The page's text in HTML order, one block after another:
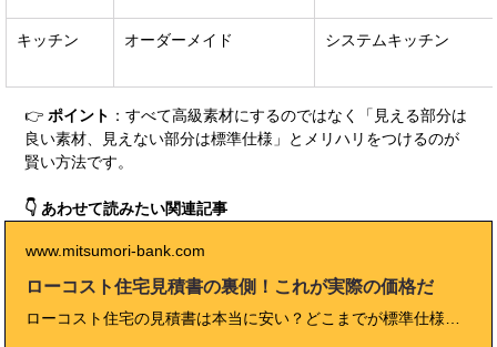
キッチン オーダーメイド システムキッチン
👉 ポイント ：すべて高級素材にするのではなく「見える部分は
良い素材、見えない部分は標準仕様」とメリハリをつけるのが
賢い方法です。
👇 あわせて読みたい関連記事
www.mitsumori-bank.com
ローコスト住宅見積書の裏側！これが実際の価格だ